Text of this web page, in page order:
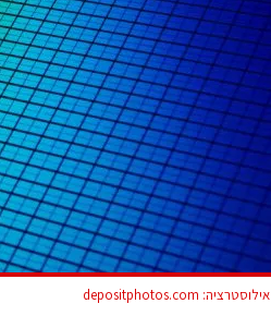
אילוסטרציה: depositphotos.com